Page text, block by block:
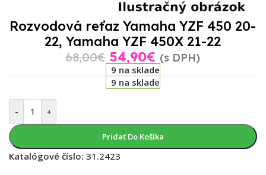
Rozvodová reťaz Yamaha YZF 450 20-
22, Yamaha YZF 450X 21-22
68,00€ 54,90€ (s DPH)
9 na sklade
9 na sklade
- +
Pridať Do Košíka
Katalógové číslo: 31.2423